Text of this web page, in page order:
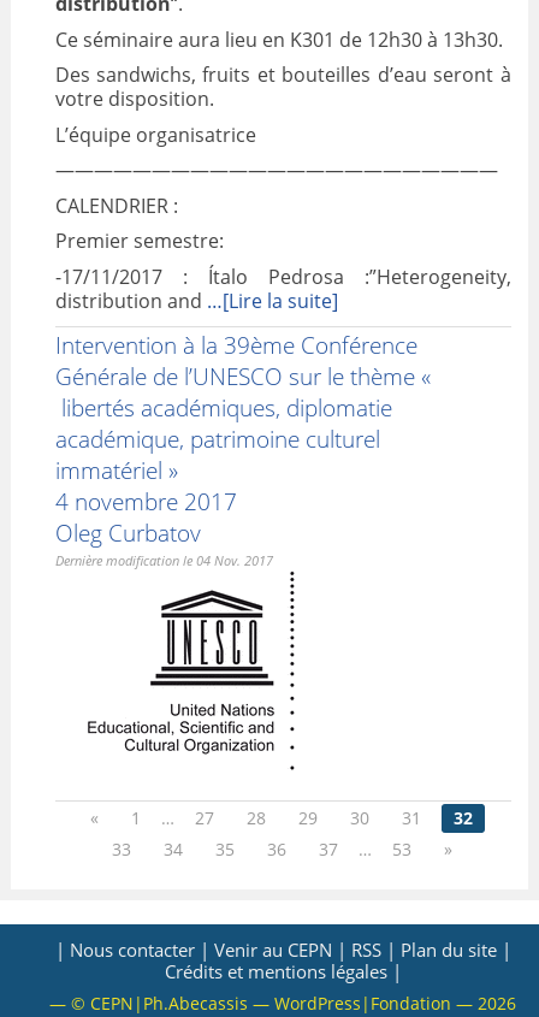
Ce séminaire aura lieu en K301 de 12h30 à 13h30.
Des sandwichs, fruits et bouteilles d’eau seront à
votre disposition.
L’équipe organisatrice
———————————————————————
CALENDRIER :
Premier semestre:
-17/11/2017 : Ítalo Pedrosa :”Heterogeneity,
distribution and …[Lire la suite]
Intervention à la 39ème Conférence
Générale de l’UNESCO sur le thème «
libertés académiques, diplomatie
académique, patrimoine culturel
immatériel »
4 novembre 2017
Oleg Curbatov
Dernière modification le 04 Nov. 2017
« 1 … 27 28 29 30 31
32
33
34 35 36 37 … 53 »
| Nous contacter | Venir au CEPN | RSS | Plan du site |
Crédits et mentions légales |
— © CEPN|Ph.Abecassis — WordPress|Fondation — 2026